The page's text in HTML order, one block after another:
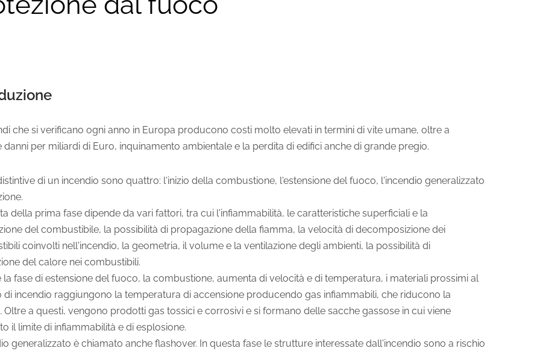
che si verificano ogni anno in Europa producono costi molto elevati in termini di vite umane, oltre a
danni per miliardi di Euro, inquinamento ambientale e la perdita di edifici anche di grande pregio.
di un incendio sono quattro: l'inizio della combustione, l'estensione del fuoco, l'incendio generalizzato
della prima fase dipende da vari fattori, tra cui l'infiammabilità, le caratteristiche superficiali e la
del combustibile, la possibilità di propagazione della fiamma, la velocità di decomposizione dei
coinvolti nell'incendio, la geometria, il volume e la ventilazione degli ambienti, la possibilità di
del calore nei combustibili.
la fase di estensione del fuoco, la combustione, aumenta di velocità e di temperatura, i materiali prossimi al
di incendio raggiungono la temperatura di accensione producendo gas infiammabili, che riducono la
Oltre a questi, vengono prodotti gas tossici e corrosivi e si formano delle sacche gassose in cui viene
il limite di infiammabilità e di esplosione.
generalizzato è chiamato anche flashover. In questa fase le strutture interessate dall'incendio sono a rischio